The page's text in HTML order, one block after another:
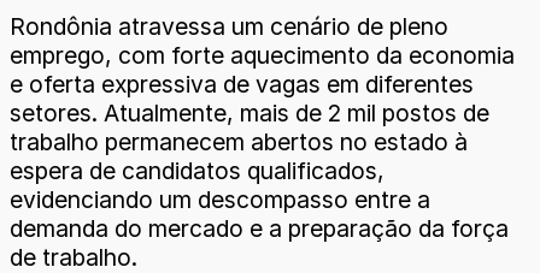
Rondônia atravessa um cenário de pleno
emprego, com forte aquecimento da economia
e oferta expressiva de vagas em diferentes
setores. Atualmente, mais de 2 mil postos de
trabalho permanecem abertos no estado à
espera de candidatos qualificados,
evidenciando um descompasso entre a
demanda do mercado e a preparação da força
de trabalho.